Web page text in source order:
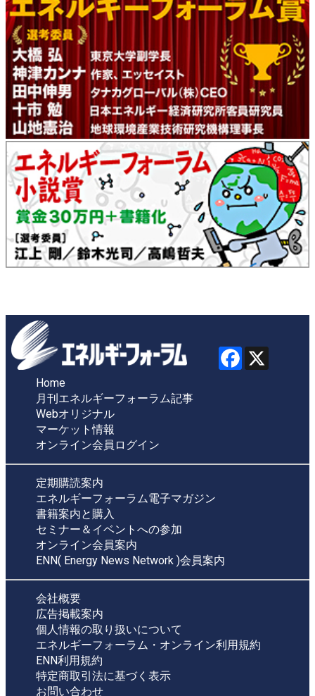
Home
月刊エネルギーフォーラム記事
Webオリジナル
マーケット情報
オンライン会員ログイン
定期購読案内
エネルギーフォーラム電子マガジン
書籍案内と購入
セミナー＆イベントへの参加
オンライン会員案内
ENN( Energy News Network )会員案内
会社概要
広告掲載案内
個人情報の取り扱いについて
エネルギーフォーラム・オンライン利用規約
ENN利用規約
特定商取引法に基づく表示
お問い合わせ